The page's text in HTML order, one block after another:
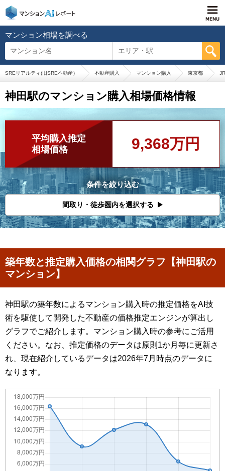
マンション相場を調べる
マンション名 エリア・駅
SREリアルティ(旧SRE不動産） 不動産購入 マンション購入 東京都
神田駅のマンション購入相場価格情報
平均購入推定
相場価格
9,368万円
条件を絞り込む
間取り・徒歩圏内を選択する
築年数と推定購入価格の相関グラフ【神田駅の
マンション】
神田駅の築年数によるマンション購入時の推定価格をAI技
術を駆使して開発した不動産の価格推定エンジンが算出し
グラフでご紹介します。マンション購入時の参考にご活用
ください。なお、推定価格のデータは原則1か月毎に更新さ
れ、現在紹介しているデータは2026年7月時点のデータに
なります。